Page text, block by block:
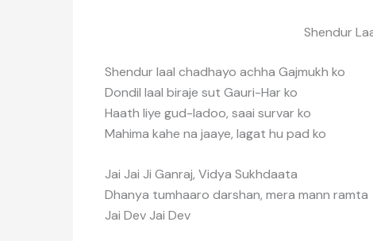
Shendur
Shendur laal chadhayo achha Gajmukh ko
Dondil laal biraje sut Gauri-Har ko
Haath liye gud-ladoo, saai survar ko
Mahima kahe na jaaye, lagat hu pad ko
Jai Jai Ji Ganraj, Vidya Sukhdaata
Dhanya tumhaaro darshan, mera mann ramta
Jai Dev Jai Dev